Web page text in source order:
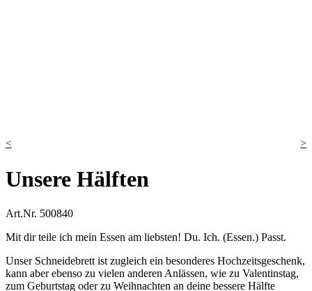
< >
Unsere Hälften
Art.Nr. 500840
Mit dir teile ich mein Essen am liebsten! Du. Ich. (Essen.) Passt.
Unser Schneidebrett ist zugleich ein besonderes Hochzeitsgeschenk,
kann aber ebenso zu vielen anderen Anlässen, wie zu Valentinstag,
zum Geburtstag oder zu Weihnachten an deine bessere Hälfte